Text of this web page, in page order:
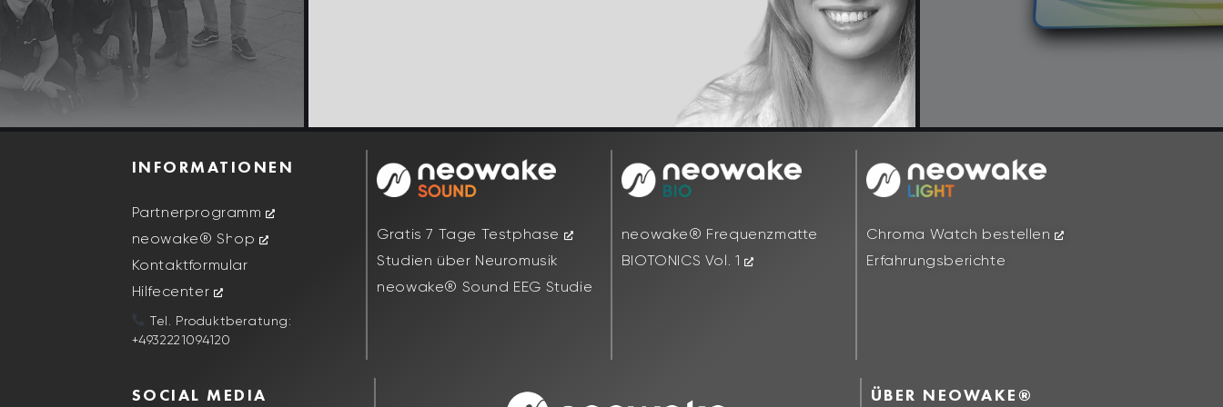
INFORMATIONEN
Partnerprogramm
neowake® Shop
Kontaktformular
Hilfecenter
Tel. Produktberatung:
+4932221094120
Gratis 7 Tage Testphase
Studien über Neuromusik
neowake® Sound EEG Studie
neowake® Frequenzmatte
BIOTONICS Vol. 1
Chroma Watch bestellen
Erfahrungsberichte
SOCIAL MEDIA ÜBER NEOWAKE®